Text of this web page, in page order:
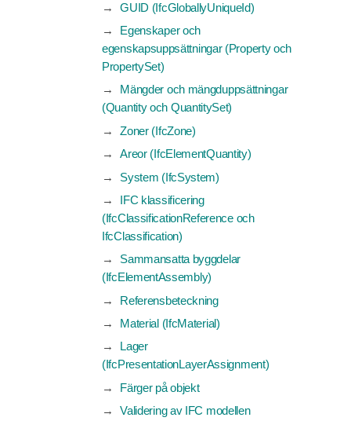
GUID (IfcGloballyUniqueId)
Egenskaper och
egenskapsuppsättningar (Property och
PropertySet)
Mängder och mängduppsättningar
(Quantity och QuantitySet)
Zoner (IfcZone)
Areor (IfcElementQuantity)
System (IfcSystem)
IFC klassificering
(IfcClassificationReference och
IfcClassification)
Sammansatta byggdelar
(IfcElementAssembly)
Referensbeteckning
Material (IfcMaterial)
Lager
(IfcPresentationLayerAssignment)
Färger på objekt
Validering av IFC modellen